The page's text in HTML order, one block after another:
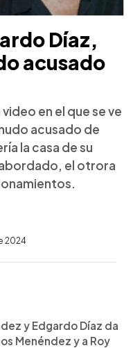
Díaz,
acusado
en el que se ve
acusado de
la casa de su
el otrora
2024
y Edgardo Díaz da
Menéndez y a Roy